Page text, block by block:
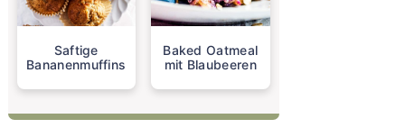
Saftige
Bananenmuffins
Baked Oatmeal
mit Blaubeeren